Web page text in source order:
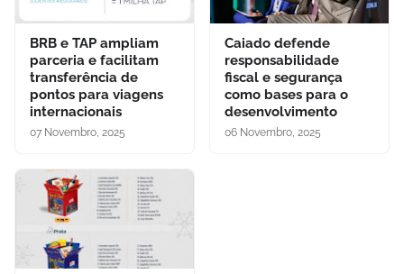
BRB e TAP ampliam
parceria e facilitam
transferência de
pontos para viagens
internacionais
07 Novembro, 2025
Caiado defende
responsabilidade
fiscal e segurança
como bases para o
desenvolvimento
06 Novembro, 2025